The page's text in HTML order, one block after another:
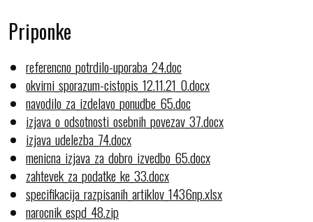
Priponke
referencno_potrdilo-uporaba_24.doc
okvirni_sporazum-cistopis_12.11.21_0.docx
navodilo_za_izdelavo_ponudbe_65.doc
izjava_o_odsotnosti_osebnih_povezav_37.docx
izjava_udelezba_74.docx
menicna_izjava_za_dobro_izvedbo_65.docx
zahtevek_za_podatke_ke_33.docx
specifikacija_razpisanih_artiklov_1436np.xlsx
narocnik_espd_48.zip